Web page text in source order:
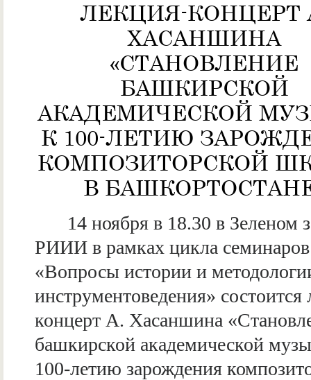
ЛЕКЦИЯ-КОНЦЕРТ
ХАСАНШИНА
«СТАНОВЛЕНИЕ
БАШКИРСКОЙ
АКАДЕМИЧЕСКОЙ
К 100-ЛЕТИЮ
КОМПОЗИТОРСКОЙ
В
14 ноября в 18.30 в Зеленом
РИИИ в рамках цикла семинаров
«Вопросы истории и
инструментоведения» состоится
концерт А. Хасаншина
башкирской академической
100-летию зарождения